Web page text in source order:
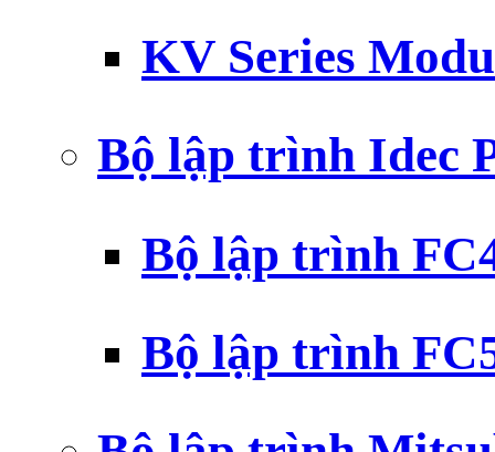
KV Series
Bộ lập trình Idec
Bộ lập trình
Bộ lập trình